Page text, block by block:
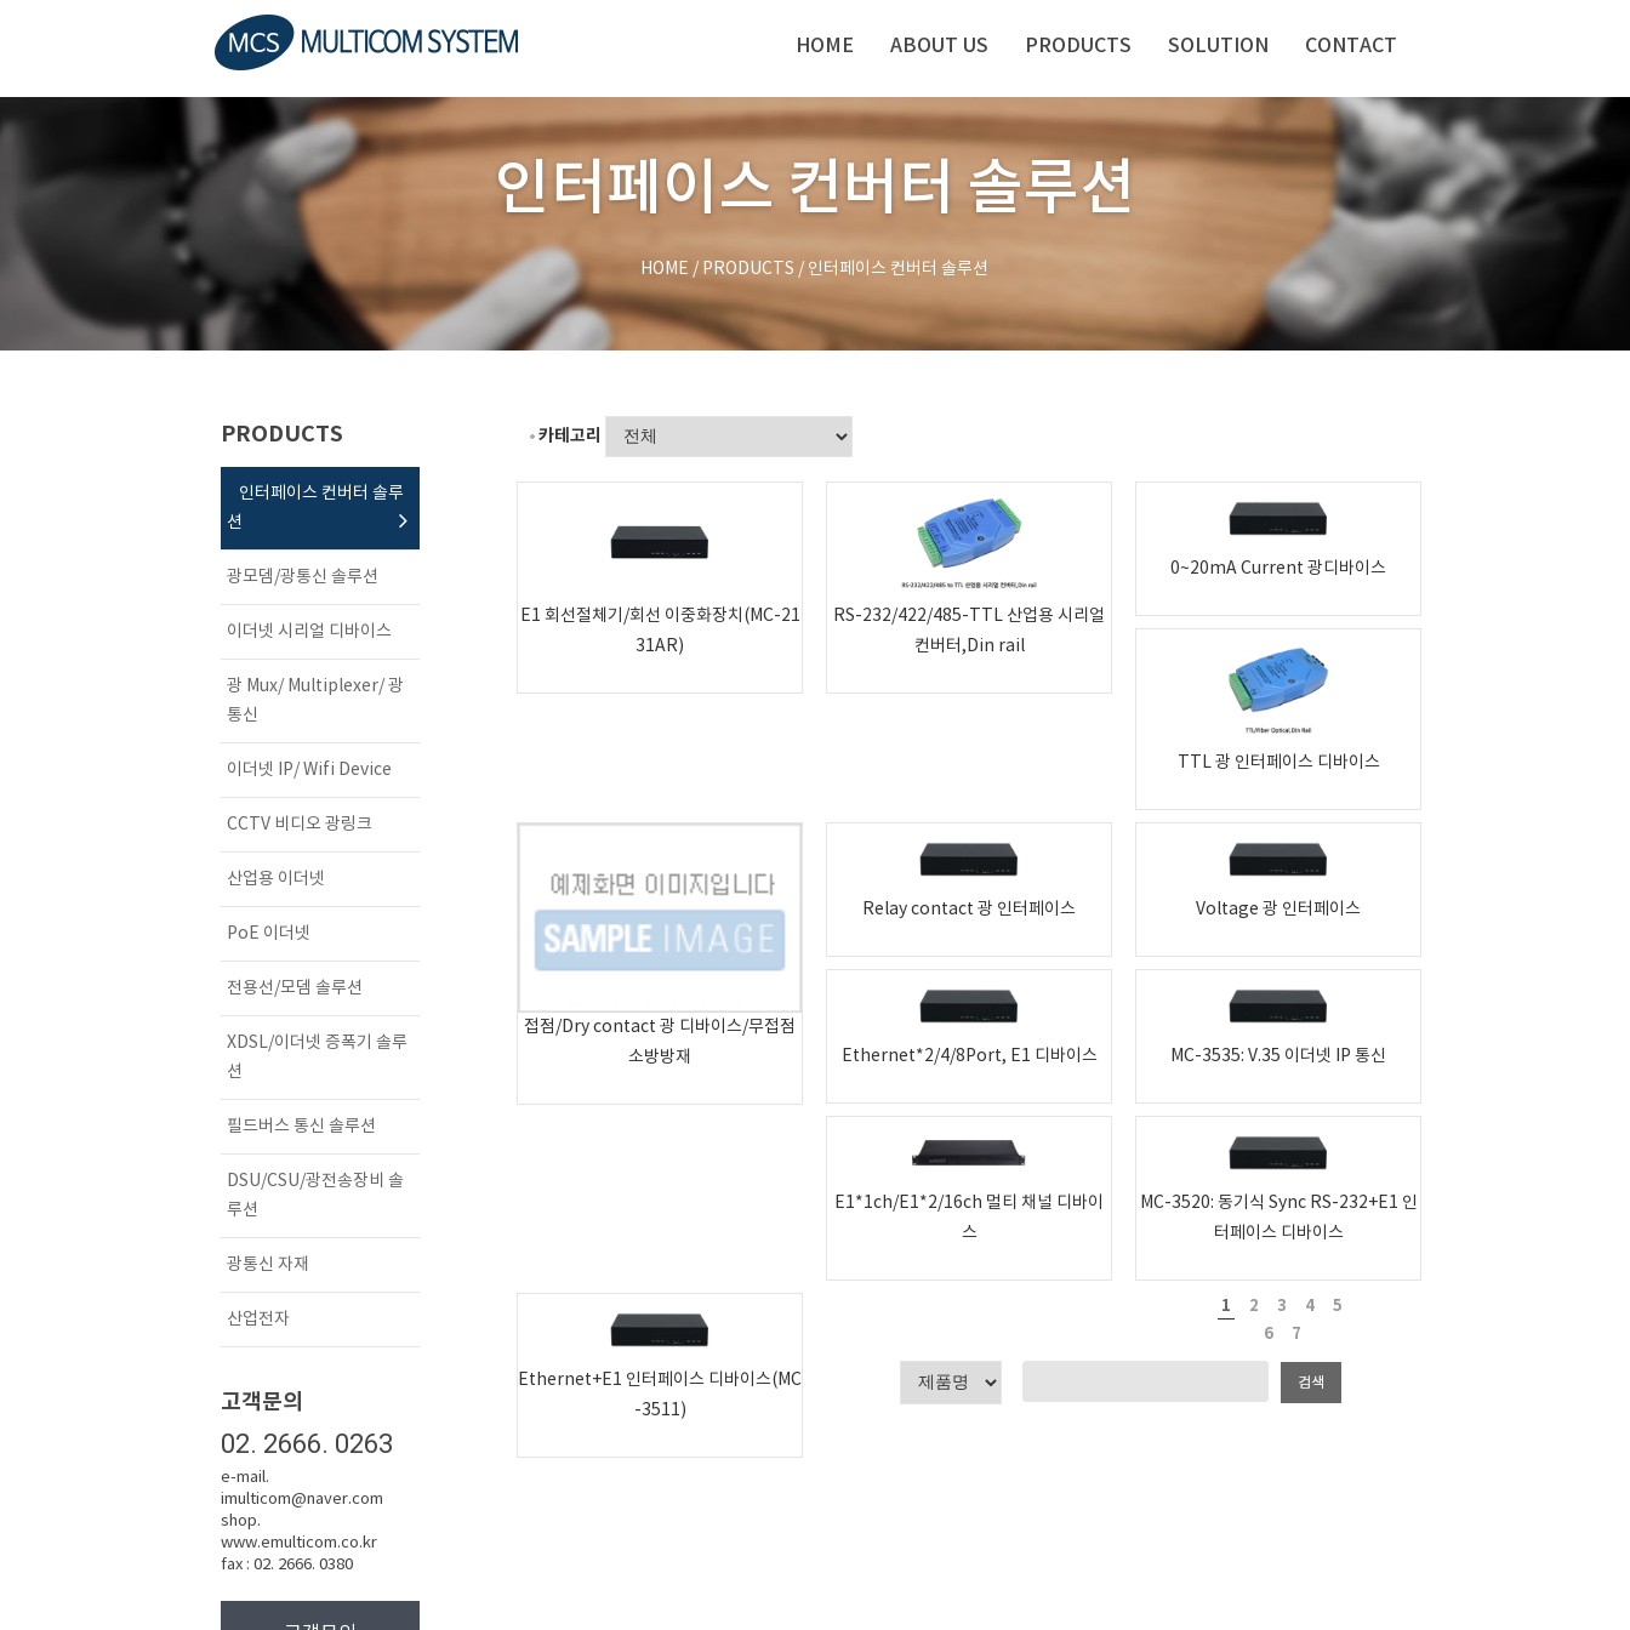
HOME ABOUT US PRODUCTS SOLUTION CONTACT
인터페이스 컨버터 솔루션
HOME / PRODUCTS / 인터페이스 컨버터 솔루션
PRODUCTS
인터페이스 컨버터 솔루
션
광모뎀/광통신 솔루션
이더넷 시리얼 디바이스
광 Mux/ Multiplexer/ 광
통신
이더넷 IP/ Wifi Device
CCTV 비디오 광링크
산업용 이더넷
PoE 이더넷
전용선/모뎀 솔루션
XDSL/이더넷 증폭기 솔루
션
필드버스 통신 솔루션
DSU/CSU/광전송장비 솔
루션
광통신 자재
산업전자
고객문의
02. 2666. 0263
e-mail.
imulticom@naver.com
shop.
www.emulticom.co.kr
fax : 02. 2666. 0380
카테고리
E1 회선절체기/회선 이중화장치(MC-21
31AR)
RS-232/422/485-TTL 산업용 시리얼
컨버터,Din rail
0~20mA Current 광디바이스
TTL 광 인터페이스 디바이스
접점/Dry contact 광 디바이스/무접점
소방방재
Relay contact 광 인터페이스 Voltage 광 인터페이스
Ethernet*2/4/8Port, E1 디바이스 MC-3535: V.35 이더넷 IP 통신
E1*1ch/E1*2/16ch 멀티 채널 디바이
스
MC-3520: 동기식 Sync RS-232+E1 인
터페이스 디바이스
Ethernet+E1 인터페이스 디바이스(MC
-3511)
1 2 3 4
5
6
7